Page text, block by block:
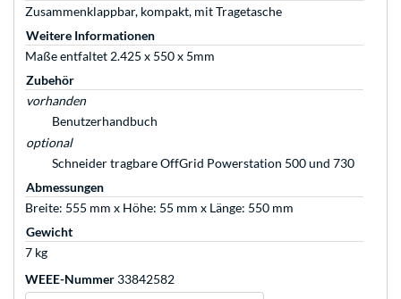
Zusammenklappbar, kompakt, mit Tragetasche
Weitere Informationen
Maße entfaltet 2.425 x 550 x 5mm
Zubehör
vorhanden
Benutzerhandbuch
optional
Schneider tragbare OffGrid Powerstation 500 und 730
Abmessungen
Breite: 555 mm x Höhe: 55 mm x Länge: 550 mm
Gewicht
7 kg
WEEE-Nummer 33842582